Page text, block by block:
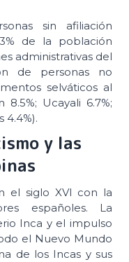
sin afiliación
de la población
administrativas del
de personas no
selváticos al
Ucayali 6.7%;
4.4%).
y las
el siglo XVI con la
españoles. La
Inca y el impulso
el Nuevo Mundo
de los Incas y sus